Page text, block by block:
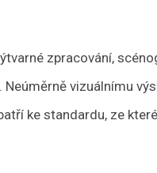
zpracování,
vizuálnímu
ke standardu, ze